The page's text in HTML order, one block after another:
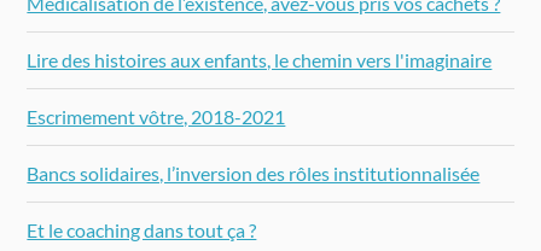
Lire des histoires aux enfants, le chemin vers l'imaginaire
Escrimement vôtre, 2018-2021
Bancs solidaires, l’inversion des rôles institutionnalisée
Et le coaching dans tout ça ?